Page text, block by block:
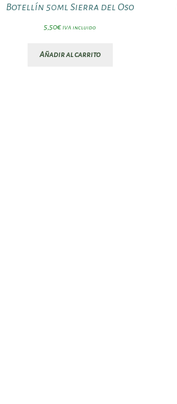
Botellín 50ml Sierra del Oso
5,50€ IVA incluido
Añadir al carrito